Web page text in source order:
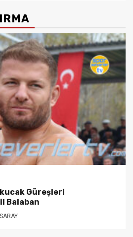
Güreşleri
Balaban